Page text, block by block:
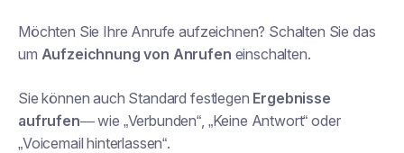
Möchten Sie Ihre Anrufe aufzeichnen? Schalten Sie das
um Aufzeichnung von Anrufen einschalten.
Sie können auch Standard festlegen Ergebnisse
aufrufen— wie „Verbunden“, „Keine Antwort“ oder
„Voicemail hinterlassen“.